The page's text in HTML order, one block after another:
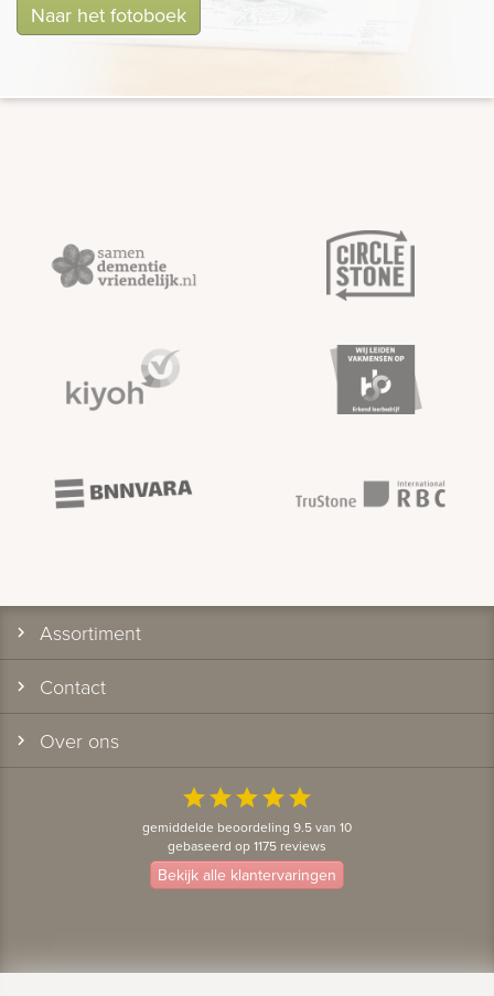
Naar het fotoboek
Assortiment
Contact
Over ons
starstarstarstarstar
gemiddelde beoordeling 9.5 van 10
gebaseerd op 1175 reviews
Bekijk alle klantervaringen